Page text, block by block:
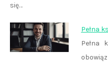
się…
Pełna
Pełna